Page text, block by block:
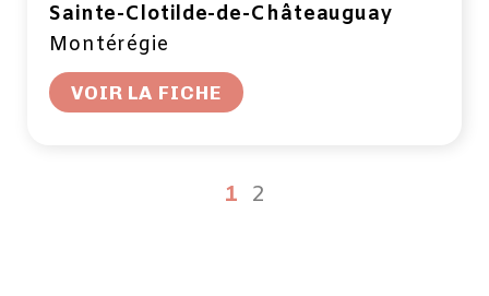
Sainte-Clotilde-de-Châteauguay
Montérégie
VOIR LA FICHE
1 2